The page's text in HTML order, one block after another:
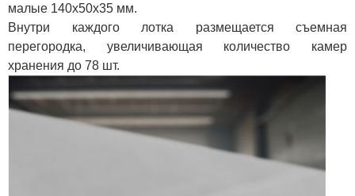
малые 140х50х35 мм.
Внутри каждого лотка размещается съемная
перегородка, увеличивающая количество камер
хранения до 78 шт.